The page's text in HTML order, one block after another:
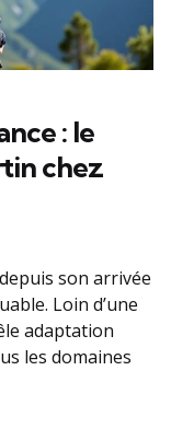
: le
chez
son arrivée
Loin d’une
adaptation
les domaines